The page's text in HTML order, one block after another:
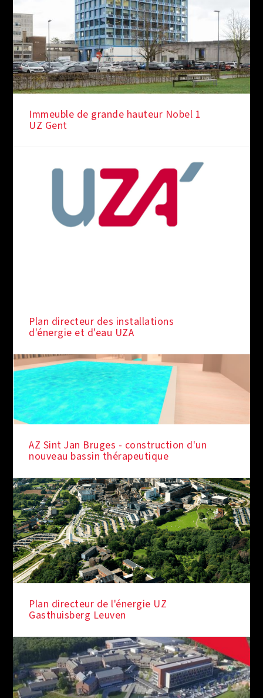
Immeuble de grande hauteur Nobel 1
UZ Gent
Plan directeur des installations
d'énergie et d'eau UZA
AZ Sint Jan Bruges - construction d'un
nouveau bassin thérapeutique
Plan directeur de l'énergie UZ
Gasthuisberg Leuven